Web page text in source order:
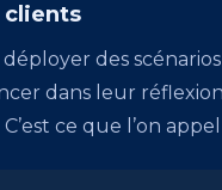
clients
des
dans leur
ce que l’on